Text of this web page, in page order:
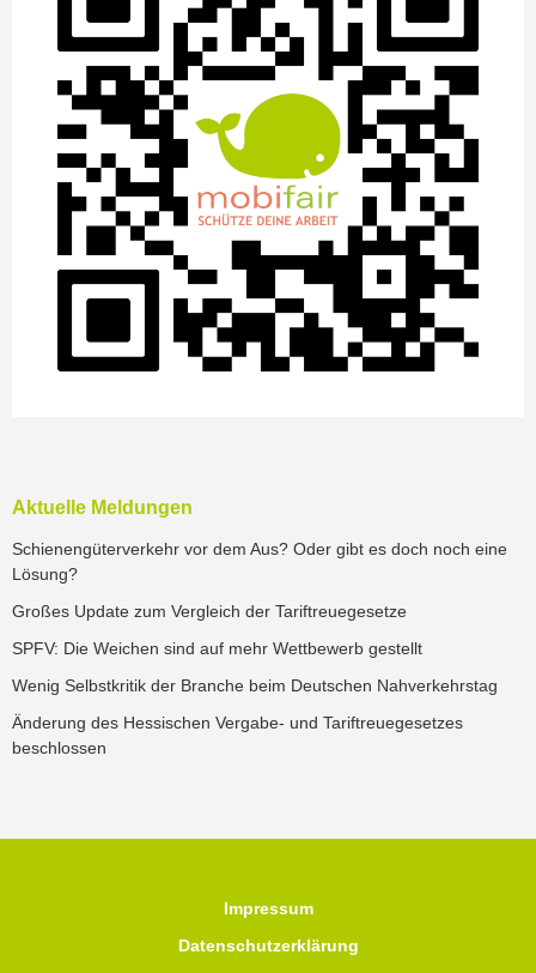
Aktuelle Meldungen
Schienengüterverkehr vor dem Aus? Oder gibt es doch noch eine
Lösung?
Großes Update zum Vergleich der Tariftreuegesetze
SPFV: Die Weichen sind auf mehr Wettbewerb gestellt
Wenig Selbstkritik der Branche beim Deutschen Nahverkehrstag
Änderung des Hessischen Vergabe- und Tariftreuegesetzes
beschlossen
Impressum
Datenschutzerklärung